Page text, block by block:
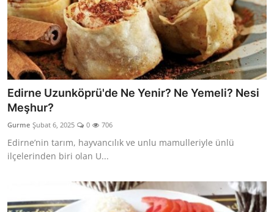
Edirne Uzunköprü'de Ne Yenir? Ne Yemeli? Nesi
Meşhur?
Gurme Şubat 6, 2025 0 706
Edirne’nin tarım, hayvancılık ve unlu mamulleriyle ünlü
ilçelerinden biri olan U...